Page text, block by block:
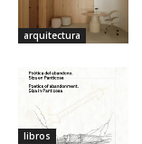
arquitectura
libros